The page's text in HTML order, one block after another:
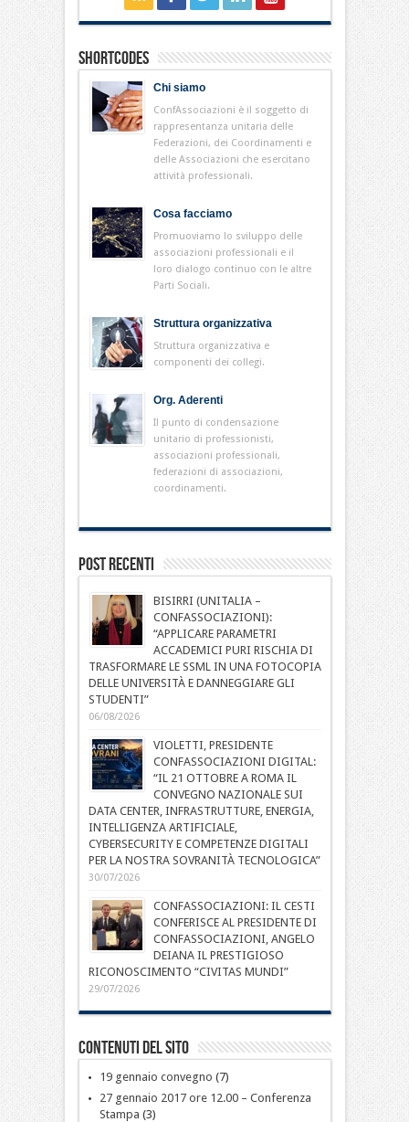
Shortcodes
Chi siamo
ConfAssociazioni è il soggetto di
rappresentanza unitaria delle
Federazioni, dei Coordinamenti e
delle Associazioni che esercitano
attività professionali.
Cosa facciamo
Promuoviamo lo sviluppo delle
associazioni professionali e il
loro dialogo continuo con le altre
Parti Sociali.
Struttura organizzativa
Struttura organizzativa e
componenti dei collegi.
Org. Aderenti
Il punto di condensazione
unitario di professionisti,
associazioni professionali,
federazioni di associazioni,
coordinamenti.
Post Recenti
BISIRRI (UNITALIA –
CONFASSOCIAZIONI):
“APPLICARE PARAMETRI
ACCADEMICI PURI RISCHIA DI
TRASFORMARE LE SSML IN UNA FOTOCOPIA
DELLE UNIVERSITÀ E DANNEGGIARE GLI
STUDENTI”
06/08/2026
VIOLETTI, PRESIDENTE
CONFASSOCIAZIONI DIGITAL:
“IL 21 OTTOBRE A ROMA IL
CONVEGNO NAZIONALE SUI
DATA CENTER, INFRASTRUTTURE, ENERGIA,
INTELLIGENZA ARTIFICIALE,
CYBERSECURITY E COMPETENZE DIGITALI
PER LA NOSTRA SOVRANITÀ TECNOLOGICA”
30/07/2026
CONFASSOCIAZIONI: IL CESTI
CONFERISCE AL PRESIDENTE DI
CONFASSOCIAZIONI, ANGELO
DEIANA IL PRESTIGIOSO
RICONOSCIMENTO “CIVITAS MUNDI”
29/07/2026
Contenuti del sito
19 gennaio convegno (7)
27 gennaio 2017 ore 12.00 – Conferenza
Stampa (3)